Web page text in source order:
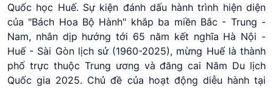
Quốc học Huế. Sự kiện đánh dấu hành trình hiện diện
của "Bách Hoa Bộ Hành" khắp ba miền Bắc - Trung -
Nam, nhân dịp hướng tới 65 năm kết nghĩa Hà Nội -
Huế - Sài Gòn lịch sử (1960-2025), mừng Huế là thành
phố trực thuộc Trung ương và đăng cai Năm Du lịch
Quốc gia 2025. Chủ đề của hoạt động diễu hành tại